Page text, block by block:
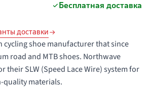
Бесплатная доставка
доставки
cycling shoe manufacturer that since
road and MTB shoes. Northwave
their SLW (Speed Lace Wire) system for
quality materials.